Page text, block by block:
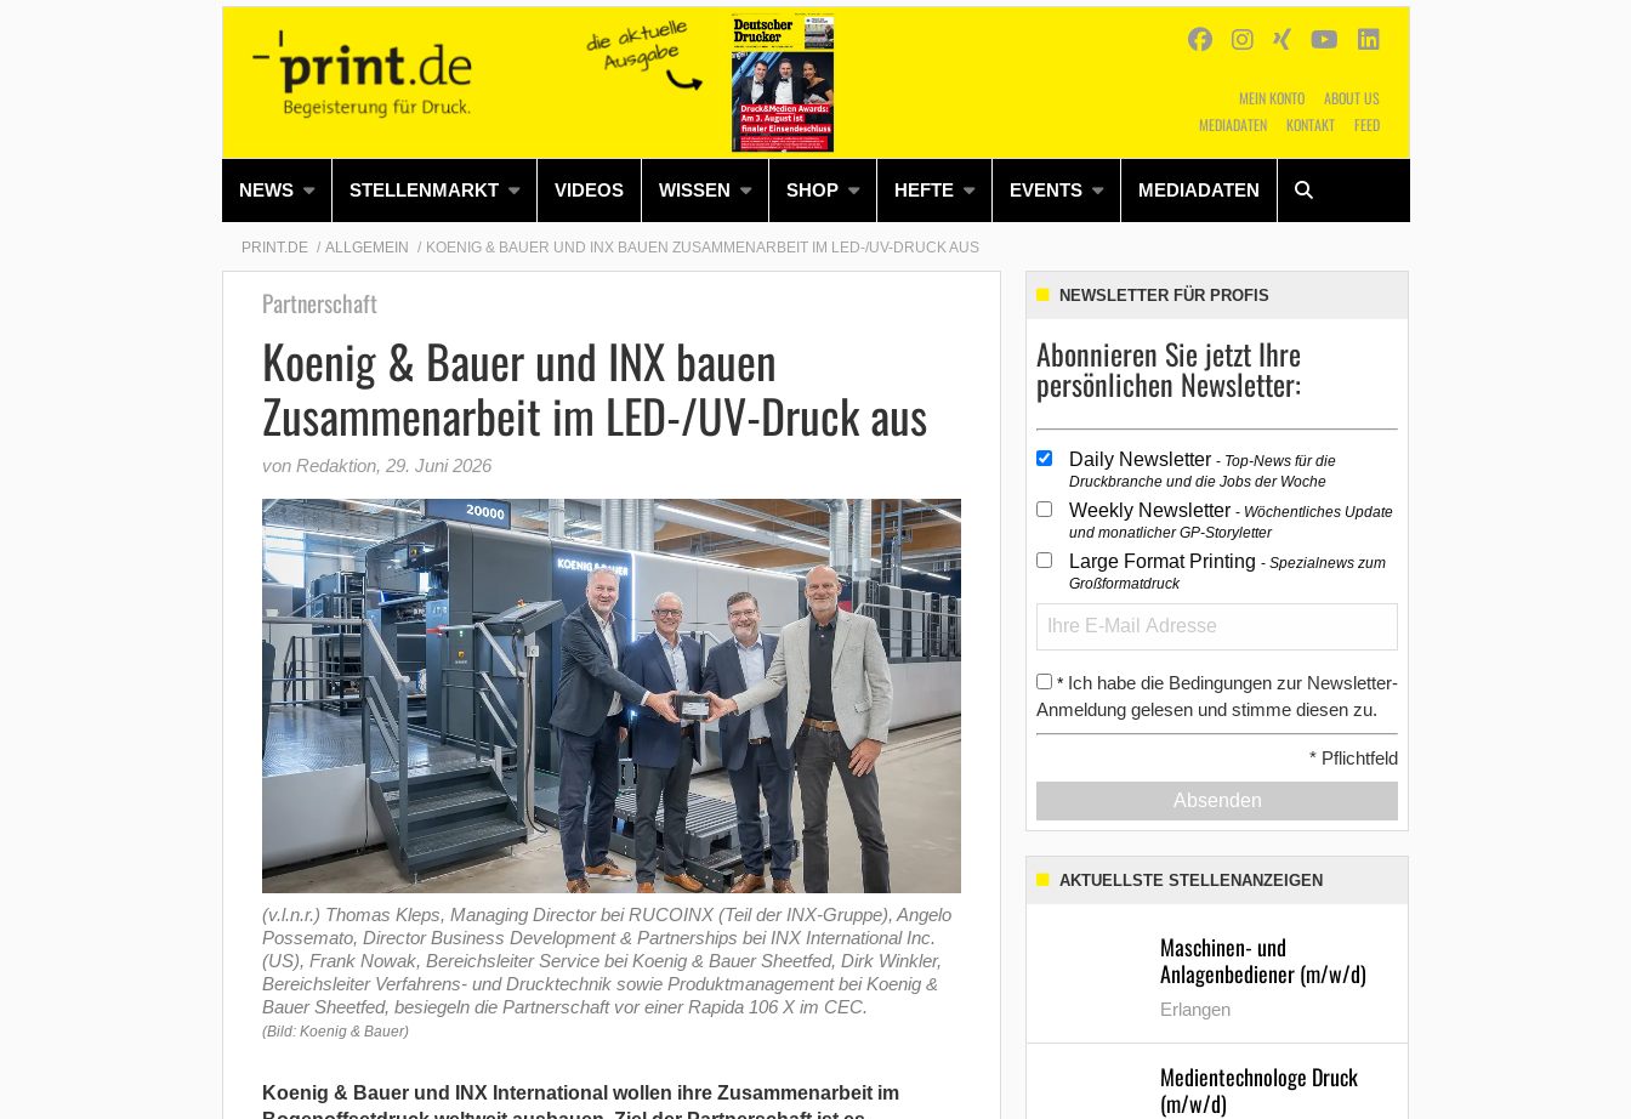
MEIN KONTO
ABOUT US
MEDIADATEN
KONTAKT FEED
NEWS STELLENMARKT VIDEOS WISSEN SHOP HEFTE EVENTS MEDIADATEN
Alles Shop SUCHEN
PRINT.DE ALLGEMEIN KOENIG & BAUER UND INX BAUEN ZUSAMMENARBEIT IM LED-/UV-DRUCK AUS
Partnerschaft
Koenig & Bauer und INX bauen
Zusammenarbeit im LED-/UV-Druck aus
von Redaktion, 29. Juni 2026
(v.l.n.r.) Thomas Kleps, Managing Director bei RUCOINX (Teil der INX-Gruppe), Angelo
Possemato, Director Business Development & Partnerships bei INX International Inc.
(US), Frank Nowak, Bereichsleiter Service bei Koenig & Bauer Sheetfed, Dirk Winkler,
Bereichsleiter Verfahrens- und Drucktechnik sowie Produktmanagement bei Koenig &
Bauer Sheetfed, besiegeln die Partnerschaft vor einer Rapida 106 X im CEC.
(Bild: Koenig & Bauer)
Koenig & Bauer und INX International wollen ihre Zusammenarbeit im
NEWSLETTER FÜR PROFIS
Abonnieren Sie jetzt Ihre
persönlichen Newsletter:
Daily Newsletter Top-News für die
Druckbranche und die Jobs der Woche
Weekly Newsletter Wöchentliches Update
und monatlicher GP-Storyletter
Large Format Printing Spezialnews zum
Großformatdruck
* Ich habe die Bedingungen zur Newsletter-
Anmeldung gelesen und stimme diesen zu.
* Pflichtfeld
Absenden
AKTUELLSTE STELLENANZEIGEN
Maschinen- und
Anlagenbediener (m/w/d)
Erlangen
Medientechnologe Druck
(m/w/d)